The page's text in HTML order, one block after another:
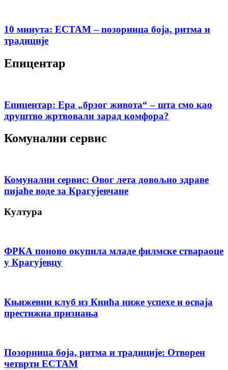
10 минута: ЕСТАМ – позорница боја, ритма и
традиције
Епицентар
Епицентар: Ера „брзог живота“ – шта смо као
друштво жртвовали зарад комфора?
Комунални сервис
Комунални сервис: Овог лета довољно здраве
пијаће воде за Крагујевчане
Култура
ФРКА поново окупила младе филмске ствараоце
у Крагујевцу
Књижевни клуб из Кнића ниже успехе и осваја
престижна признања
Позорница боја, ритма и традиције: Отворен
четврти ЕСТАМ